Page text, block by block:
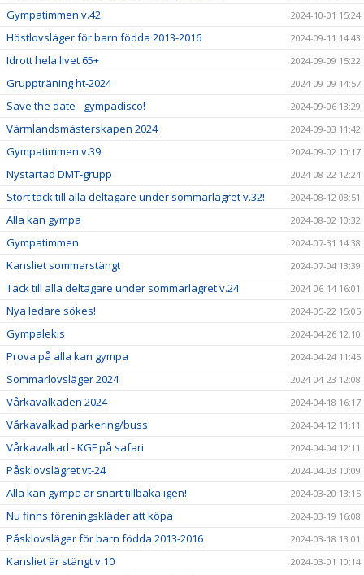
Gympatimmen v.42 2024-10-01 15:24
Höstlovsläger för barn födda 2013-2016 2024-09-11 14:43
Idrott hela livet 65+ 2024-09-09 15:22
Gruppträning ht-2024 2024-09-09 14:57
Save the date - gympadisco! 2024-09-06 13:29
Värmlandsmästerskapen 2024 2024-09-03 11:42
Gympatimmen v.39 2024-09-02 10:17
Nystartad DMT-grupp 2024-08-22 12:24
Stort tack till alla deltagare under sommarlägret v.32! 2024-08-12 08:51
Alla kan gympa 2024-08-02 10:32
Gympatimmen 2024-07-31 14:38
Kansliet sommarstängt 2024-07-04 13:39
Tack till alla deltagare under sommarlägret v.24 2024-06-14 16:01
Nya ledare sökes! 2024-05-22 15:05
Gympalekis 2024-04-26 12:10
Prova på alla kan gympa 2024-04-24 11:45
Sommarlovsläger 2024 2024-04-23 12:08
Vårkavalkaden 2024 2024-04-18 16:17
Vårkavalkad parkering/buss 2024-04-12 11:11
Vårkavalkad - KGF på safari 2024-04-04 12:11
Påsklovslägret vt-24 2024-04-03 10:09
Alla kan gympa är snart tillbaka igen! 2024-03-20 13:15
Nu finns föreningskläder att köpa 2024-03-19 16:08
Påsklovsläger för barn födda 2013-2016 2024-03-18 13:01
Kansliet är stängt v.10 2024-03-01 10:14